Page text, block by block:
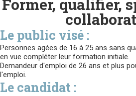
Former, qualifier,
Le public visé :
Personnes agées de 16 à 25 ans sans
en vue compléter leur formation initiale.
Demandeur d'emploi de 26 ans et plus
l'emploi.
Le candidat :